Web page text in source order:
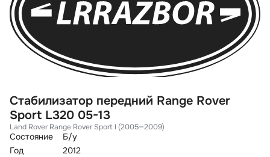
Стабилизатор передний Range Rover
Sport L320 05-13
Land Rover Range Rover Sport I (2005—2009)
Состояние
Б/у
Год
2012